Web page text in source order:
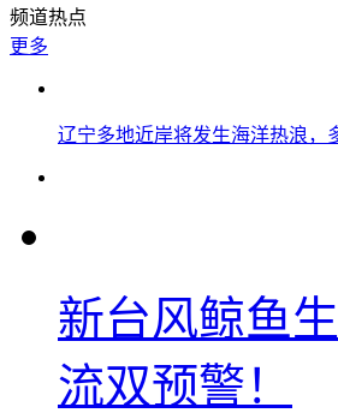
频道热点
更多
辽宁多地近岸将发生海洋热浪
新台风鲸鱼
流双预警！